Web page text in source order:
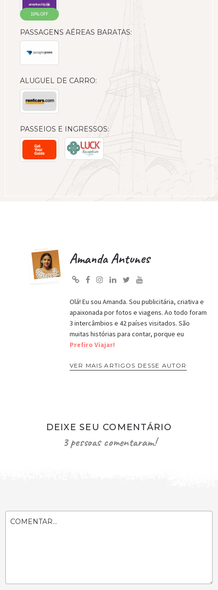
10% OFF
PASSAGENS AÉREAS BARATAS:
ALUGUEL DE CARRO:
PASSEIOS E INGRESSOS:
Amanda Antunes
Olá! Eu sou Amanda. Sou publicitária, criativa e
apaixonada por fotos e viagens. Ao todo foram
3 intercâmbios e 42 países visitados. São
muitas histórias para contar, porque eu
Prefiro Viajar!
VER MAIS ARTIGOS DESSE AUTOR
DEIXE SEU COMENTÁRIO
3 pessoas comentaram!
COMENTAR...